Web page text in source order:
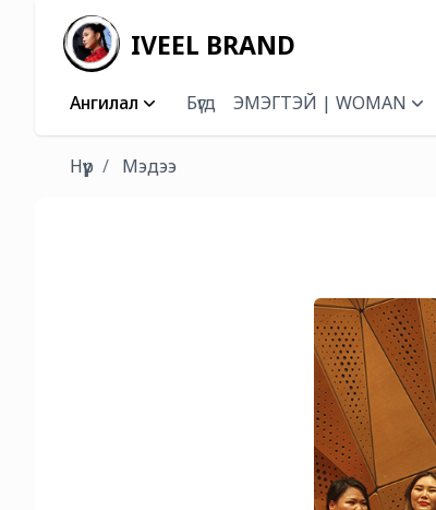
IVEEL BRAND
Ангилал Бүгд ЭМЭГТЭЙ | WOMAN
Нүүр Мэдээ